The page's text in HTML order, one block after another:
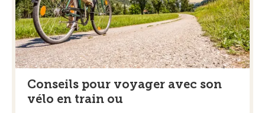
Conseils pour voyager avec son
vélo en train ou